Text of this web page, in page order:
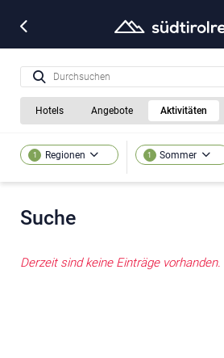
Hotels Angebote Aktivitäten
1 Regionen 1 Sommer
Suche
Derzeit sind keine Einträge vorhanden.